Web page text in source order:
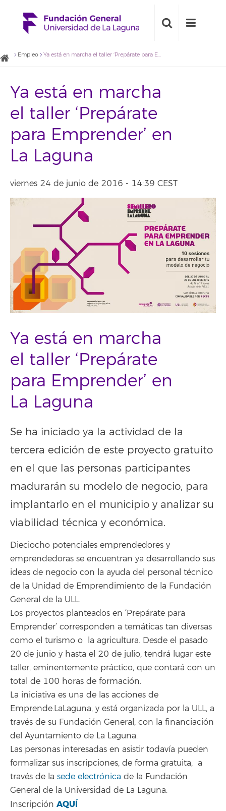
Empleo Ya está en marcha el taller ‘Prepárate para Emprender’ en La Laguna
Ya está en marcha
el taller ‘Prepárate
para Emprender’ en
La Laguna
viernes 24 de junio de 2016 - 14:39 CEST
Ya está en marcha
el taller ‘Prepárate
para Emprender’ en
La Laguna
Se ha iniciado ya la actividad de la
tercera edición de este proyecto gratuito
en el que las personas participantes
madurarán su modelo de negocio, para
implantarlo en el municipio y analizar su
viabilidad técnica y económica.
Dieciocho potenciales emprendedores y
emprendedoras se encuentran ya desarrollando sus
ideas de negocio con la ayuda del personal técnico
de la Unidad de Emprendimiento de la Fundación
General de la ULL.
Los proyectos planteados en ‘Prepárate para
Emprender’ corresponden a temáticas tan diversas
como el turismo o la agricultura. Desde el pasado
20 de junio y hasta el 20 de julio, tendrá lugar este
taller, eminentemente práctico, que contará con un
total de 100 horas de formación.
La iniciativa es una de las acciones de
Emprende.LaLaguna, y está organizada por la ULL, a
través de su Fundación General, con la financiación
del Ayuntamiento de La Laguna.
Las personas interesadas en asistir todavía pueden
formalizar sus inscripciones, de forma gratuita, a
través de la sede electrónica de la Fundación
General de la Universidad de La Laguna.
Inscripción AQUÍ